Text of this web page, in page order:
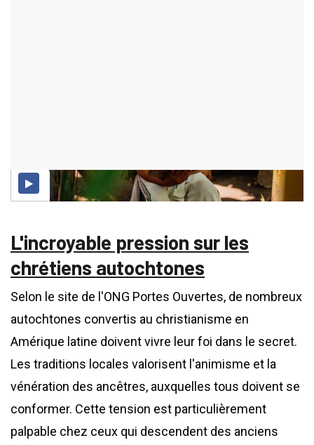
L'incroyable pression sur les
chrétiens autochtones
Selon le site de l'ONG Portes Ouvertes, de nombreux
autochtones convertis au christianisme en
Amérique latine doivent vivre leur foi dans le secret.
Les traditions locales valorisent l'animisme et la
vénération des ancêtres, auxquelles tous doivent se
conformer. Cette tension est particulièrement
palpable chez ceux qui descendent des anciens